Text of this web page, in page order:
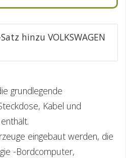
hinzu VOLKSWAGEN
grundlegende
Kabel und
eingebaut werden, die
-Bordcomputer,